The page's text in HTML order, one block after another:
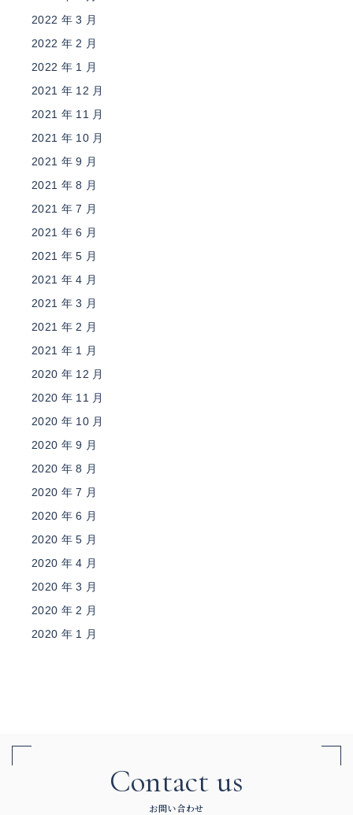
2022 年 3 月
2022 年 2 月
2022 年 1 月
2021 年 12 月
2021 年 11 月
2021 年 10 月
2021 年 9 月
2021 年 8 月
2021 年 7 月
2021 年 6 月
2021 年 5 月
2021 年 4 月
2021 年 3 月
2021 年 2 月
2021 年 1 月
2020 年 12 月
2020 年 11 月
2020 年 10 月
2020 年 9 月
2020 年 8 月
2020 年 7 月
2020 年 6 月
2020 年 5 月
2020 年 4 月
2020 年 3 月
2020 年 2 月
2020 年 1 月
Contact us
お問い合わせ